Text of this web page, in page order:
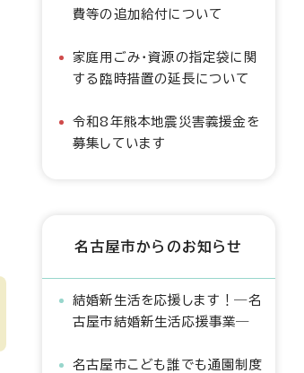
費等の追加給付について
家庭用ごみ・資源の指定袋に関
する臨時措置の延長について
令和8年熊本地震災害義援金を
募集しています
名古屋市からのお知らせ
結婚新生活を応援します！―名
古屋市結婚新生活応援事業―
名古屋市こども誰でも通園制度